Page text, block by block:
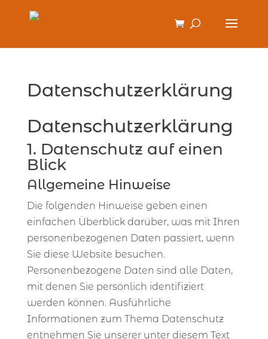
Datenschutzerklärung
Datenschutzerklärung
1. Datenschutz auf einen
Blick
Allgemeine Hinweise
Die folgenden Hinweise geben einen
einfachen Überblick darüber, was mit Ihren
personenbezogenen Daten passiert, wenn
Sie diese Website besuchen.
Personenbezogene Daten sind alle Daten,
mit denen Sie persönlich identifiziert
werden können. Ausführliche
Informationen zum Thema Datenschutz
entnehmen Sie unserer unter diesem Text